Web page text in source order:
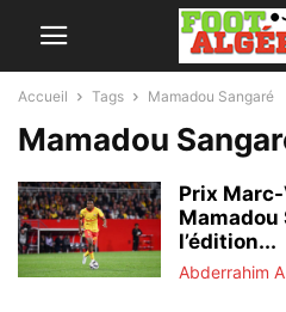
Accueil Tags Mamadou Sangaré
Mamadou
Prix
Mamadou
l’édition...
Abderrahim